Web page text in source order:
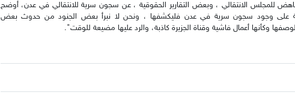
للمجلس الانتقالي ، وبعض التقارير الحقوقية ، عن سجون سرية للانتقالي في عدن، أوضح
على وجود سجون سرية في عدن فليكشفها ، ونحن لا نبرأ بعض الجنود من حدوث بعض
لوصفها وكأنها أعمال فاشية وقناة الجزيرة كاذبة، والرد عليها مضيعة للوقت".